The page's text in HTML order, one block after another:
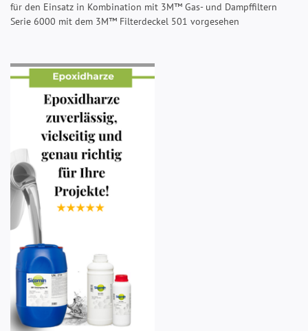
für den Einsatz in Kombination mit 3M™ Gas- und Dampffiltern
Serie 6000 mit dem 3M™ Filterdeckel 501 vorgesehen